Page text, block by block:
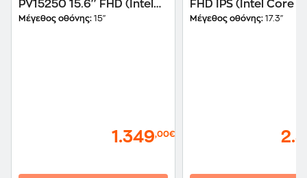
PV15250 15.6'' FHD (Intel
Core i7-1355U/16GB/1TB
Μέγεθος οθόνης: 15"
1.349,00€
FHD IPS (Intel Core
14700HX/16GB/1TB
Μέγεθος οθόνης: 17.3"